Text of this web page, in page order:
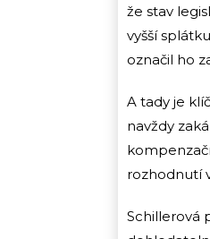
že stav
vyšší
označil ho
A tady je
navždy
rozhodnutí
Schillerová